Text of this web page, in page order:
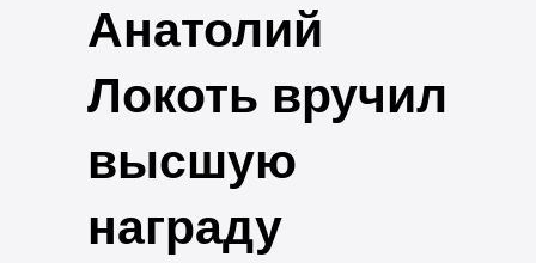
Анатолий
Локоть вручил
высшую
награду